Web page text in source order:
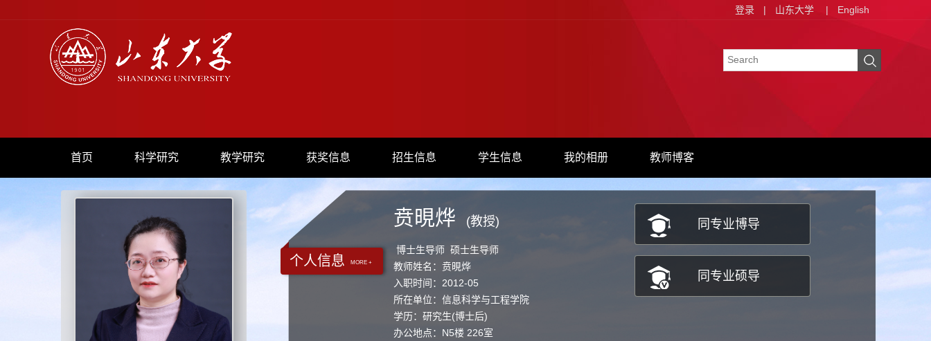
登录 | 山东大学 | English
首页 科学研究 教学研究 获奖信息 招生信息 学生信息 我的相册 教师博客
个人信息 MORE +
贲晛烨 (教授)
博士生导师 硕士生导师
教师姓名：贲晛烨
入职时间：2012-05
所在单位：信息科学与工程学院
学历：研究生(博士后)
办公地点：N5楼 226室
同专业博导
同专业硕导